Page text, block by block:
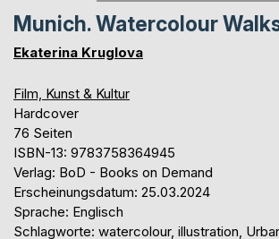
Munich. Watercolour
Ekaterina Kruglova
Film, Kunst & Kultur
Hardcover
76 Seiten
ISBN-13: 9783758364945
Verlag: BoD - Books on Demand
Erscheinungsdatum: 25.03.2024
Sprache: Englisch
Schlagworte: watercolour, illustration,